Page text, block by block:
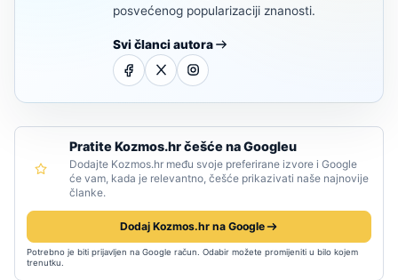
posvećenog popularizaciji znanosti.
Svi članci autora
Pratite Kozmos.hr češće na Googleu
Dodajte Kozmos.hr među svoje preferirane izvore i Google
će vam, kada je relevantno, češće prikazivati naše najnovije
članke.
Dodaj Kozmos.hr na Google
Potrebno je biti prijavljen na Google račun. Odabir možete promijeniti u bilo kojem
trenutku.